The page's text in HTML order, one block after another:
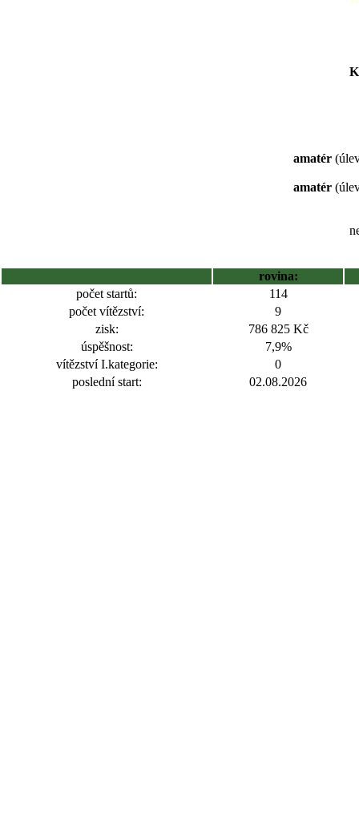
amatér
amatér
rovina:
počet startů:
114
počet vítězství:
9
zisk:
786 825 Kč
úspěšnost:
7,9%
vítězství I.kategorie:
0
poslední start:
02.08.2026